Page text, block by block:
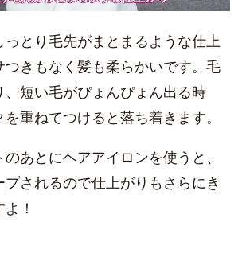
っとり毛先がまとまるような仕上
つきもなく髪も柔らかいです。毛
、短い毛がぴょんぴょん出る時
重ねてつけると落ち着きます。
のあとにヘアアイロンを使うと、
されるので仕上がりもさらにき
！